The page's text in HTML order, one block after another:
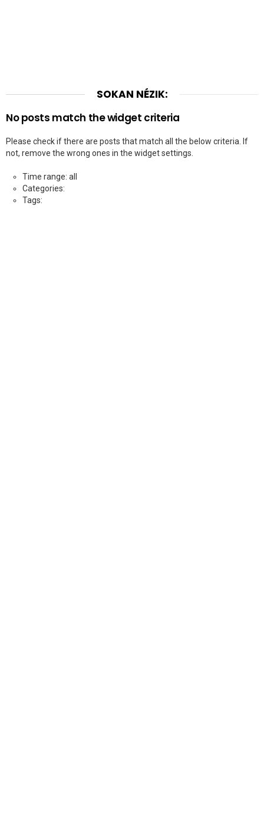
SOKAN NÉZIK:
No posts match the widget criteria
Please check if there are posts that match all the below criteria. If
not, remove the wrong ones in the widget settings.
Time range: all
Categories:
Tags: